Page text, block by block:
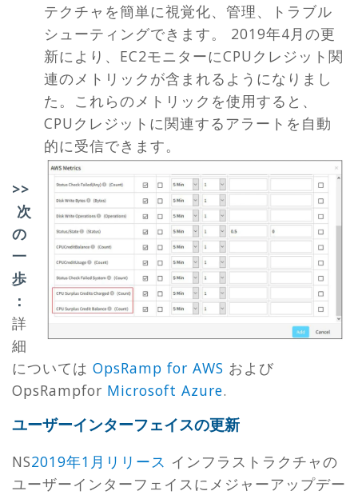
テクチャを簡単に視覚化、管理、トラブル
シューティングできます。 2019年4月の更
新により、EC2モニターにCPUクレジット関
連のメトリックが含まれるようになりまし
た。これらのメトリックを使用すると、
CPUクレジットに関連するアラートを自動
的に受信できます。
>>
次
の
一
歩
：
詳
細
については OpsRamp for AWS および
OpsRampfor Microsoft Azure.
ユーザーインターフェイスの更新
NS2019年1月リリース インフラストラクチャの
ユーザーインターフェイスにメジャーアップデー